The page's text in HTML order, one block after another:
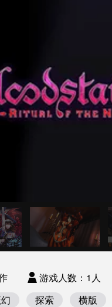
游戏人数：1人
探索 横版